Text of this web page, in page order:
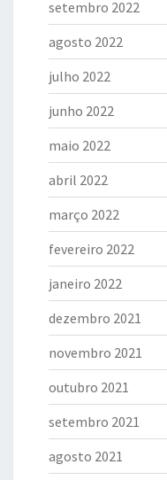
setembro 2022
agosto 2022
julho 2022
junho 2022
maio 2022
abril 2022
março 2022
fevereiro 2022
janeiro 2022
dezembro 2021
novembro 2021
outubro 2021
setembro 2021
agosto 2021